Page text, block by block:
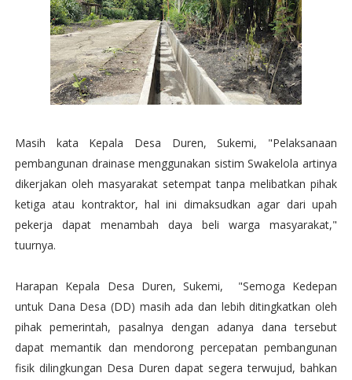
Masih kata Kepala Desa Duren, Sukemi, "Pelaksanaan
pembangunan drainase menggunakan sistim Swakelola artinya
dikerjakan oleh masyarakat setempat tanpa melibatkan pihak
ketiga atau kontraktor, hal ini dimaksudkan agar dari upah
pekerja dapat menambah daya beli warga masyarakat,"
tuurnya.
Harapan Kepala Desa Duren, Sukemi, "Semoga Kedepan
untuk Dana Desa (DD) masih ada dan lebih ditingkatkan oleh
pihak pemerintah, pasalnya dengan adanya dana tersebut
dapat memantik dan mendorong percepatan pembangunan
fisik dilingkungan Desa Duren dapat segera terwujud, bahkan